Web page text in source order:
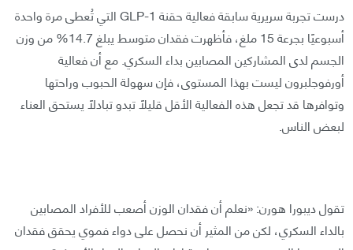
درست تجربة سريرية سابقة فعالية حقنة GLP-1 التي تُعطى مرة واحدة
أسبوعيًا بجرعة 15 ملغ، فأظهرت فقدان متوسط يبلغ 14.7% من وزن
الجسم لدى المشاركين المصابين بداء السكري. مع أن فعالية
أورفوجلبرون ليست بهذا المستوى، فإن سهولة الحبوب وراحتها
وتوافرها قد تجعل هذه الفعالية الأقل قليلًا تبدو تبادلًا يستحق العناء
لبعض الناس.
تقول ديبورا هورن: «نعلم أن فقدان الوزن أصعب للأفراد المصابين
بالداء السكري، لكن من المثير أن نحصل على دواء فموي يحقق فقدان